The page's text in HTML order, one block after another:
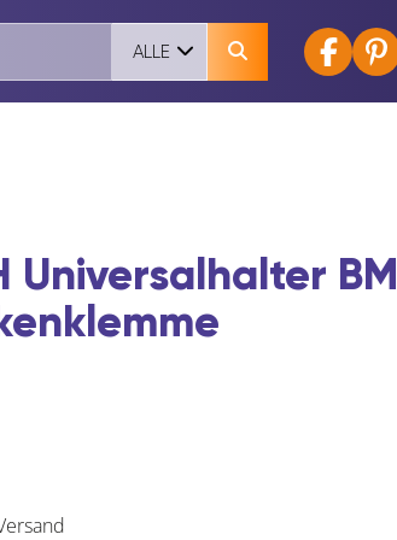
ALLE
Universalhalter BM